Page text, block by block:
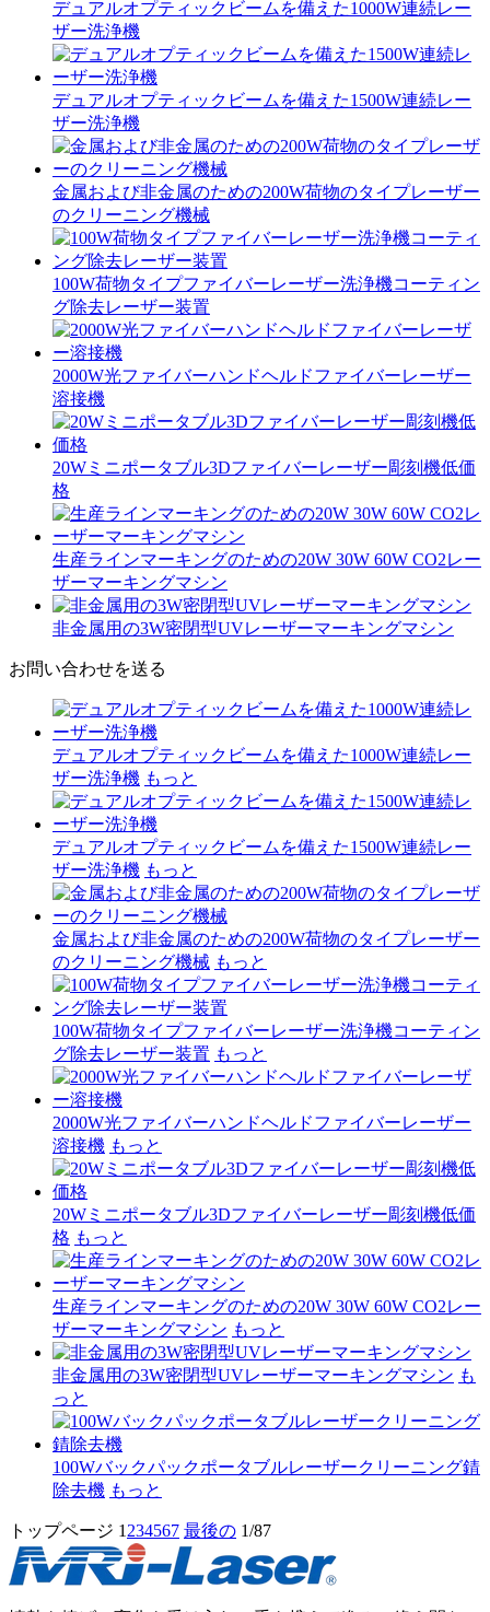
デュアルオプティックビームを備えた1000W連続レー
ザー洗浄機
デュアルオプティックビームを備えた1500W連続レー
ザー洗浄機
金属および非金属のための200W荷物のタイプレーザー
のクリーニング機械
100W荷物タイプファイバーレーザー洗浄機コーティン
グ除去レーザー装置
2000W光ファイバーハンドヘルドファイバーレーザー
溶接機
20Wミニポータブル3Dファイバーレーザー彫刻機低価
格
生産ラインマーキングのための20W 30W 60W CO2レー
ザーマーキングマシン
非金属用の3W密閉型UVレーザーマーキングマシン
お問い合わせを送る
デュアルオプティックビームを備えた1000W連続レー
ザー洗浄機 もっと
デュアルオプティックビームを備えた1500W連続レー
ザー洗浄機 もっと
金属および非金属のための200W荷物のタイプレーザー
のクリーニング機械 もっと
100W荷物タイプファイバーレーザー洗浄機コーティン
グ除去レーザー装置 もっと
2000W光ファイバーハンドヘルドファイバーレーザー
溶接機 もっと
20Wミニポータブル3Dファイバーレーザー彫刻機低価
格 もっと
生産ラインマーキングのための20W 30W 60W CO2レー
ザーマーキングマシン もっと
非金属用の3W密閉型UVレーザーマーキングマシン も
っと
100Wバックパックポータブルレーザークリーニング錆
除去機 もっと
トップページ 1 234567 最後の 1/87